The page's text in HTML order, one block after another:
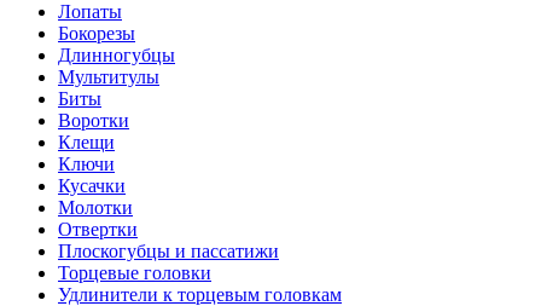
Лопаты
Бокорезы
Длинногубцы
Мультитулы
Биты
Воротки
Клещи
Ключи
Кусачки
Молотки
Отвертки
Плоскогубцы и пассатижи
Торцевые головки
Удлинители к торцевым головкам